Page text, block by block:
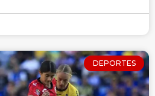
DEPORTES